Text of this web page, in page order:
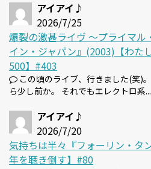
アイアイ♪
2026/7/25
爆裂の激甚ライヴ 〜プライマル
イン・ジャパン』(2003)【わた
500】#403
この頃のライブ、行きました(笑)
ら少し前か。 それでもエレクトロ系...
アイアイ♪
2026/7/20
気持ちは半々『フォーリン・タ
年を聴き倒す】#80